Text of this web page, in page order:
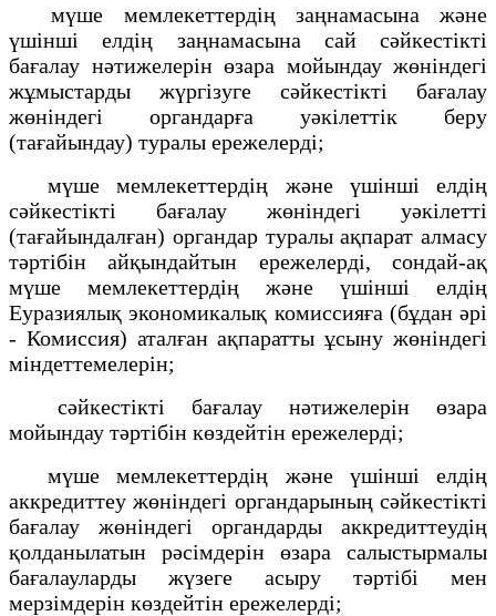
мүше мемлекеттердің заңнамасына және
үшінші елдің заңнамасына сай сәйкестікті
бағалау нәтижелерін өзара мойындау жөніндегі
жұмыстарды жүргізуге сәйкестікті бағалау
жөніндегі органдарға уәкілеттік беру
(тағайындау) туралы ережелерді;
мүше мемлекеттердің және үшінші елдің
сәйкестікті бағалау жөніндегі уәкілетті
(тағайындалған) органдар туралы ақпарат алмасу
тәртібін айқындайтын ережелерді, сондай-ақ
мүше мемлекеттердің және үшінші елдің
Еуразиялық экономикалық комиссияға (бұдан әрі
- Комиссия) аталған ақпаратты ұсыну жөніндегі
міндеттемелерін;
сәйкестікті бағалау нәтижелерін өзара
мойындау тәртібін көздейтін ережелерді;
мүше мемлекеттердің және үшінші елдің
аккредиттеу жөніндегі органдарының сәйкестікті
бағалау жөніндегі органдарды аккредиттеудің
қолданылатын рәсімдерін өзара салыстырмалы
бағалауларды жүзеге асыру тәртібі мен
мерзімдерін көздейтін ережелерді;